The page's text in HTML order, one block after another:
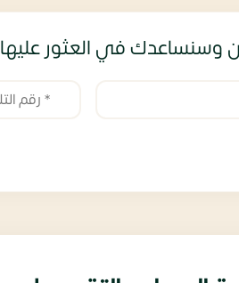
وسنساعدك في العثور عليها